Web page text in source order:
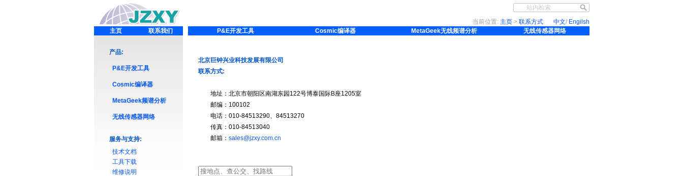
主页 联系我们
产品:
P&E开发工具
Cosmic编译器
MetaGeek频谱分析
无线传感器网络
服务与支持:
技术文档
工具下载
维修说明
中文/ Engilsh
当前位置: 主页> 联系方式
P&E开发工具
Cosmic编译器 MetaGeek无线频谱分析 无线传感器网络
北京巨钟兴业科技发展有限公司
联系方式:
地址：北京市朝阳区南湖东园122号博泰国际B座1205室
邮编：100102
电话：010-84513290、84513270
传真：010-84513040
邮箱： sales@jzxy.com.cn